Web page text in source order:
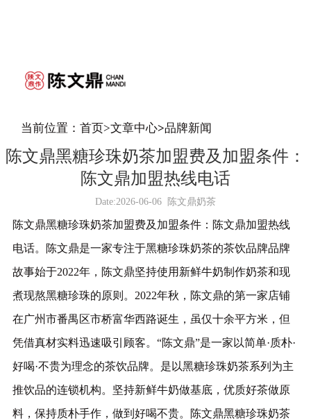
当前位置： 首页>文章中心>品牌新闻
陈文鼎黑糖珍珠奶茶加盟费及加盟条件：
陈文鼎加盟热线电话
Date:2026-06-06 陈文鼎奶茶
陈文鼎黑糖珍珠奶茶加盟费及加盟条件：陈文鼎加盟热线
电话。陈文鼎是一家专注于黑糖珍珠奶茶的茶饮品牌品牌
故事始于2022年，陈文鼎坚持使用新鲜牛奶制作奶茶和现
煮现熬黑糖珍珠的原则。2022年秋，陈文鼎的第一家店铺
在广州市番禺区市桥富华西路诞生，虽仅十余平方米，但
凭借真材实料迅速吸引顾客。‌“陈文鼎”是一家以简单·质朴·
好喝·不贵为理念的茶饮品牌。是以黑糖珍珠奶茶系列为主
推饮品的连锁机构。坚持新鲜牛奶做基底，优质好茶做原
料，保持质朴手作，做到好喝不贵。
陈文鼎黑糖珍珠奶茶